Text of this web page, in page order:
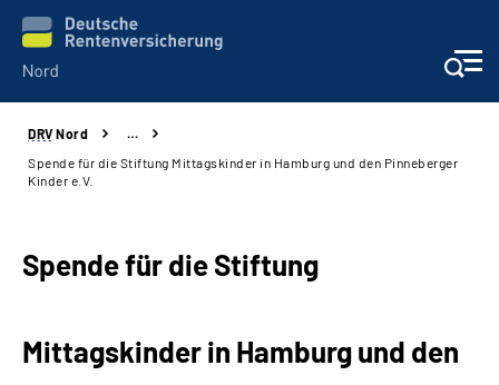
Aktuelles
Beratung und Kontakt
DRV Nord
…
Spende für die Stiftung Mittagskinder in Hamburg und den Pinneberger
Kinder e.V.
Spende für die Stiftung
Mittagskinder in Hamburg und den